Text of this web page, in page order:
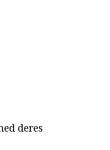
deres